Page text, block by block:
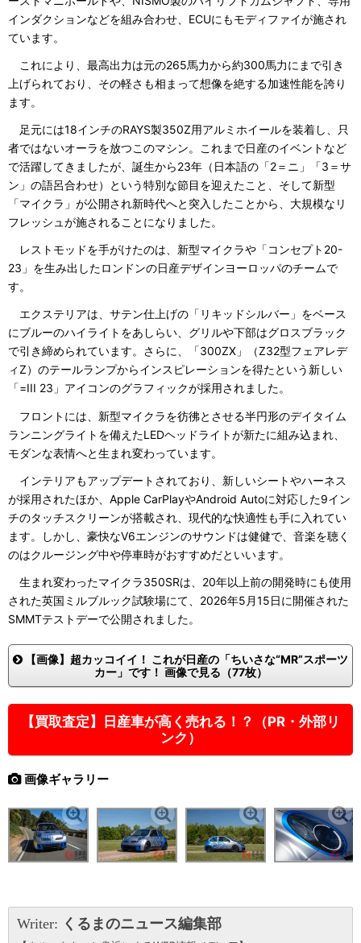
インダクションなどを組み合わせ、ECUにもモディファイが施され
ています。
これにより、最高出力は元の265馬力から約300馬力にまで引き
上げられており、その軽さも相まって想像を絶する加速性能を誇り
ます。
足元には18インチのRAYS製350Z用アルミホイールを装着し、只
者ではないオーラを放つこのマシン。これまで日産のイベントなど
で活躍してきましたが、誕生から23年（日本語の「2＝ニ」「3＝サ
ン」の語呂合わせ）という特別な節目を迎えたこと、そして新型
「マイクラ」が公開され新時代へと突入したことから、大規模なリ
フレッシュが施されることになりました。
レストモッドを手がけたのは、新型マイクラや「コンセプト20-
23」を生み出したロンドンの日産デザインヨーロッパのチームで
す。
エクステリアは、サテン仕上げの「リキッドシルバー」をベース
にブルーのハイライトをあしらい、グリルや下部はグロスブラック
で引き締められています。さらに、「300ZX」（Z32型フェアレデ
ィZ）のテールランプからインスピレーションを得たという新しい
「=III 23」アイコンのグラフィックが採用されました。
フロントには、新型マイクラを彷彿とさせる半円形のデイタイム
ランニングライトを備えたLEDヘッドライトが新たに組み込まれ、
モダンな表情へと生まれ変わっています。
インテリアもアップデートされており、新しいシートやハーネス
が採用されたほか、Apple CarPlayやAndroid Autoに対応した9イン
チのタッチスクリーンが搭載され、現代的な快適性も手に入れてい
ます。しかし、豪快なV6エンジンのサウンドは健健で、音楽を聴く
のはクルージング中や停車時がおすすめだといいます。
生まれ変わったマイクラ350SRは、20年以上前の開発時にも使用
された英国ミルブルック試験場にて、2026年5月15日に開催された
SMMTテストデーで公開されました。
【画像】超カッコイイ！ これが日産の「ちいさな“MR”スポーツ
カー」です！ 画像で見る（77枚）
【買取査定】日産車が高く売れる！？（PR・外部リ
ンク）
画像ギャラリー
Writer: くるまのニュース編集部